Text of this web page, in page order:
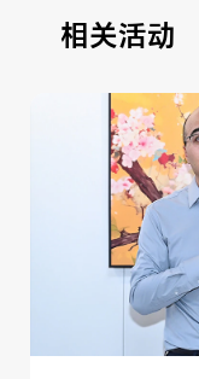
相关活动